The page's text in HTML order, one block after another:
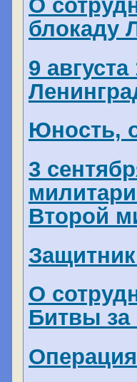
О
блокаду
9
Юность,
3
Второй
О
Битвы за